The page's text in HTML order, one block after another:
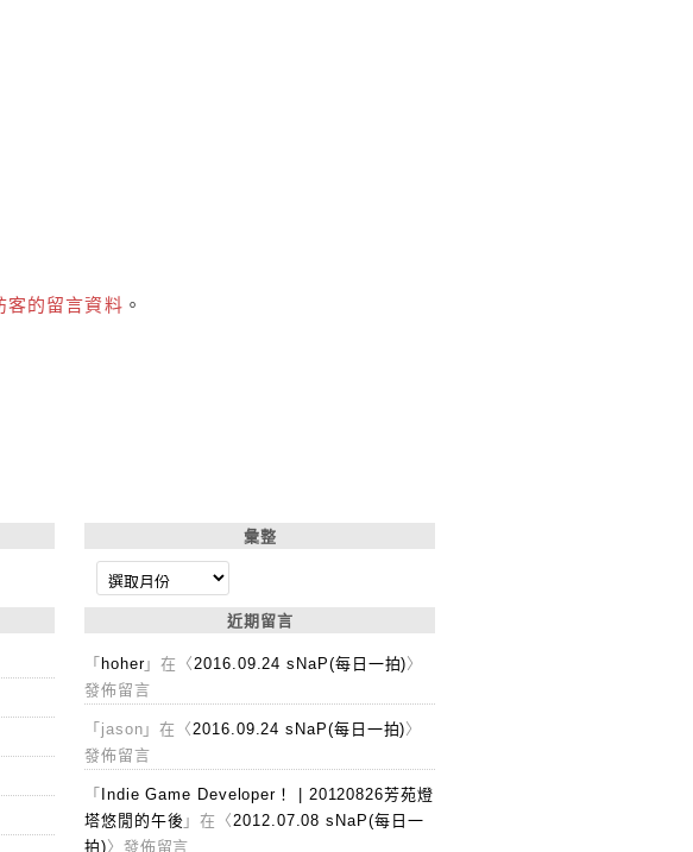
客的留言資料 。
彙整
整
近期留言
「 hoher」在〈2016.09.24 sNaP(每日一拍)〉
發佈留言
「 jason 」在〈2016.09.24 sNaP(每日一拍)〉
發佈留言
「 Indie Game Developer！ | 20120826芳苑燈
塔悠閒的午後 」在〈2012.07.08 sNaP(每日一
拍)〉發佈留言